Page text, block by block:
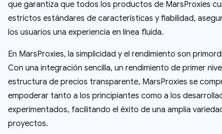
que garantiza que todos los productos de MarsProxies
estrictos estándares de características y fiabilidad,
los usuarios una experiencia en línea fluida.
En MarsProxies, la simplicidad y el rendimiento son
Con una integración sencilla, un rendimiento de primer
estructura de precios transparente, MarsProxies se
empoderar tanto a los principiantes como a los
experimentados, facilitando el éxito de una amplia
proyectos.